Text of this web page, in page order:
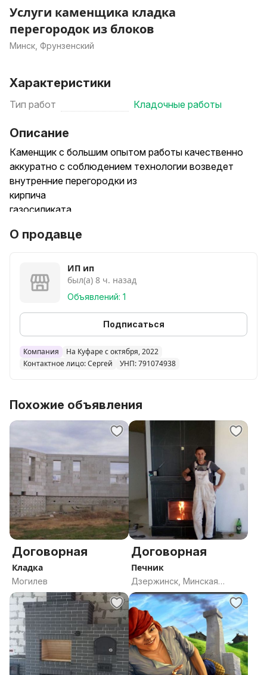
Услуги каменщика кладка
перегородок из блоков
Минск, Фрунзенский
Характеристики
Тип работ Кладочные работы
Описание
Каменщик с большим опытом работы качественно
аккуратно с соблюдением технологии возведет
внутренние перегородки из
кирпича
газосиликата
гипсовых и стекло блоков
Вырезка закладка расширение дверных проёмов
Демонтаж алмазная резка
Помощь в выборе подсчёте доставке материалов
Отделочные работы.
О продавце
ИП ип
был(а) 8 ч. назад
Объявлений: 1
Подписаться
Компания
На Куфаре с октября, 2022
Контактное лицо: Сергей
УНП: 791074938
Похожие объявления
Договорная
Кладка
Могилев
Договорная
Печник
Дзержинск, Минская
область